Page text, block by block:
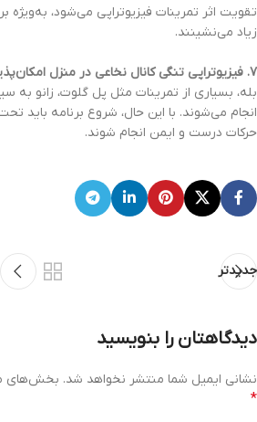
تقویت اثر تمرینات فیزیوتراپی می‌شود، به‌ویژه
زیاد می‌نشینند.
۷. فیزیوتراپی تنگی کانال نخاعی در منزل امکان‌پذیر است؟
بله، بسیاری از تمرینات مثل پل گلوت، زانو
انجام می‌شوند. با این حال، شروع برنامه باید
حرکات درست و ایمن انجام شوند.
جدیدتر
دیدگاهتان را بنویسید
نشانی ایمیل شما منتشر نخواهد شد. بخش‌های
*